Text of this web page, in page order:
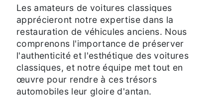
Les amateurs de voitures classiques
apprécieront notre expertise dans la
restauration de véhicules anciens. Nous
comprenons l'importance de préserver
l'authenticité et l'esthétique des voitures
classiques, et notre équipe met tout en
œuvre pour rendre à ces trésors
automobiles leur gloire d'antan.